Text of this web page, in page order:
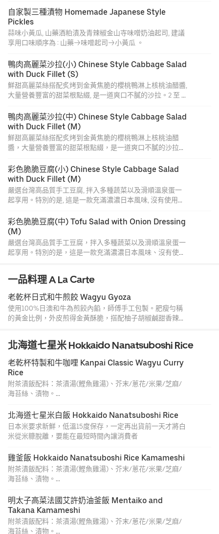
自家製三種漬物 Homemade Japanese Style
Pickles
蒜味小黃瓜, 山藥酒粕漬及青辣椒金山寺味噌奶油起司, 建議
享用口味順序為 : 山藥→味噌起司→小黃瓜 。
鴨肉高麗菜沙拉(小) Chinese Style Cabbage Salad
with Duck Fillet (S)
鮮甜高麗菜絲搭配炙烤到金黃焦脆的櫻桃鴨淋上核桃油醋醬,
大量營養豐富的甜菜根點綴, 是一道爽口不膩的沙拉。2 至 3
鴨肉高麗菜沙拉(中) Chinese Style Cabbage Salad
with Duck Fillet (M)
鮮甜高麗菜絲搭配炙烤到金黃焦脆的櫻桃鴨淋上核桃油醋
醬，大量營養豐富的甜菜根點綴，是一道爽口不膩的沙拉。
彩色脆脆豆腐(小) Chinese Style Cabbage Salad
with Duck Fillet (M)
嚴選台灣高品質手工豆腐, 拌入多種蔬菜以及滑順溫泉蛋一
起享用。特別的是, 這是一款充滿濃濃日本風味, 沒有使用葉
份。
彩色脆脆豆腐(中) Tofu Salad with Onion Dressing
(M)
嚴選台灣高品質手工豆腐，拌入多種蔬菜以及滑順溫泉蛋一
起享用。特別的是，這是一款充滿濃濃日本風味、沒有使用
一品料理 A La Carte
老乾杯日式和牛煎餃 Wagyu Gyoza
使用100%日澳和牛為煎餃內餡，師傅手工包製。肥瘦勻稱
的黃金比例，外皮煎得金黃酥脆，搭配柚子胡椒鹹甜香辣，
北海道七星米 Hokkaido Nanatsuboshi Rice
老乾杯特製和牛咖哩 Kanpai Classic Wagyu Curry
Rice
附茶漬飯配料：茶漬湯(鰹魚雞湯)、芥末/蔥花/米果/芝麻/
海苔絲、漬物。
可以搭配咖哩飯一起食用。份量為 2 至 3 人份。[產地標示]
牛肉產地: 澳洲及日本。
北海道七星米白飯 Hokkaido Nanatsuboshi Rice
日本米要求新鮮，低溫15度保存，一定再出貨前一天才將白
米從米糠脫離，要能在最短時間內讓消費者
雞釜飯 Hokkaido Nanatsuboshi Rice Kamameshi
附茶漬飯配料：茶漬湯(鰹魚雞湯)、芥末/蔥花/米果/芝麻/
海苔絲、漬物。
烹煮而成, 獲選上海必吃 32 款飯料理中的第 6 名, 老乾杯必
點商品！2 至 3 人份亦可做茶泡飯享用。
明太子高菜法國艾許奶油釜飯 Mentaiko and
Takana Kamameshi
附茶漬飯配料：茶漬湯(鰹魚雞湯)、芥末/蔥花/米果/芝麻/
海苔絲、漬物。